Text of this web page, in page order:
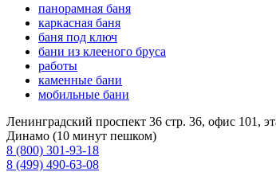
панорамная баня
каркасная баня
баня под ключ
бани из клееного бруса
работы
каменные бани
мобильные бани
Ленинградский проспект 36 стр. 36, офис 101,
Динамо (10 минут пешком)
8 (800) 301-93-18
8 (499) 490-63-08